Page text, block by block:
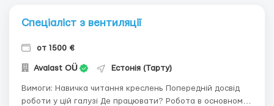
Спеціаліст з вентиляції
от 1500 €
Avalast OÜ Естонія (Тарту)
Вимоги: Навичка читання креслень Попередній досвід
роботи у цій галузі Де працювати? Робота в основному